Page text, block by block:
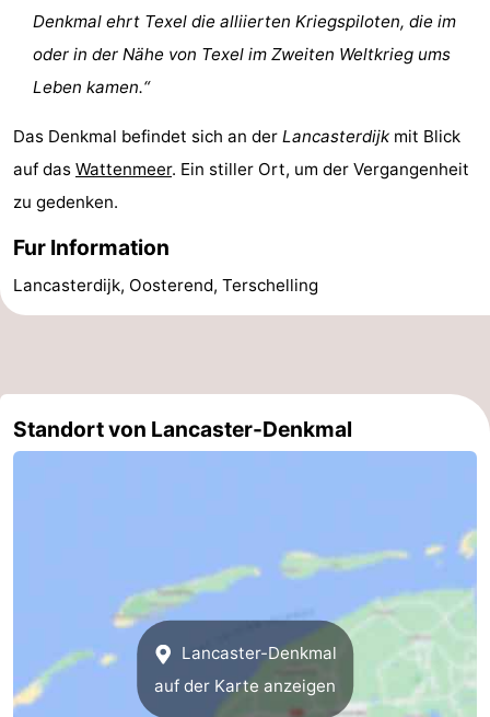
Eibernest
Park
Texel
Buytenveldt
De
Krim
-
EuroParcs
Texel
-
Kustpark
-
Villapark
-
Frühstück)
Strand
Sehen
Denkmal ehrt Texel die alliierten Kriegspiloten, die im
oder in der Nähe von Texel im Zweiten Weltkrieg ums
Leben kamen.“
Das Denkmal befindet sich an der Lancasterdijk mit Blick
auf das Wattenmeer. Ein stiller Ort, um der Vergangenheit
zu gedenken.
Fur Information
Lancasterdijk, Oosterend, Terschelling
Standort von Lancaster-Denkmal
Lancaster-Denkmal
auf der Karte anzeigen